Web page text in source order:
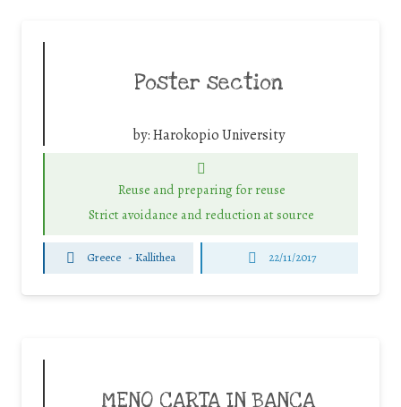
Poster section
by:Harokopio University
Reuse and preparing for reuse
Strict avoidance and reduction at source
Greece - Kallithea 22/11/2017
MENO CARTA IN BANCA